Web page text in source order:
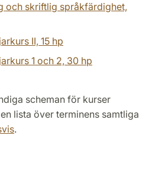
och skriftlig språkfärdighet,
II, 15 hp
1 och 2, 30 hp
scheman för kurser
lista över terminens samtliga
.